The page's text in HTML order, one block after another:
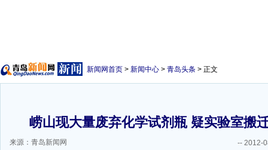
新闻网首页 > 新闻中心 > 青岛头条 > 正文
崂山现大量废弃化学试剂瓶 疑实验室搬
来源：青岛新闻网 -- 2012-